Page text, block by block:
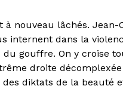
à nouveau lâchés.
internent dans la
du gouffre. On y croise
droite
des diktats de la beauté